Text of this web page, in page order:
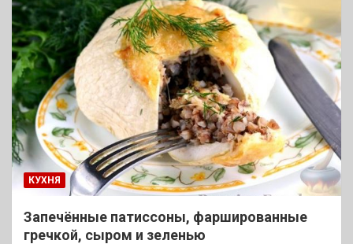
КУХНЯ
Запечённые патиссоны, фаршированные
гречкой, сыром и зеленью